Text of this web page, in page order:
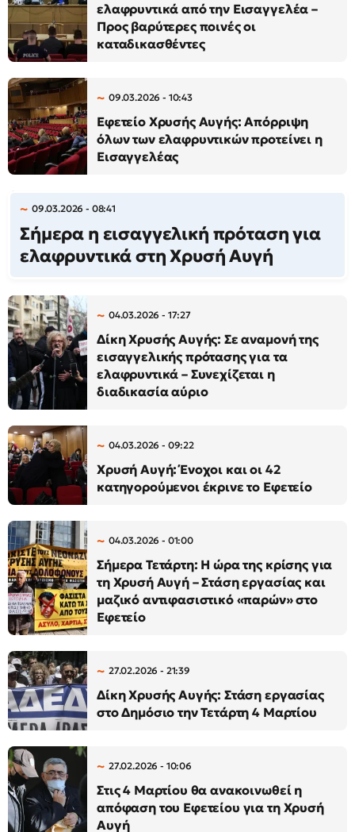
ελαφρυντικά από την Εισαγγελέα –
Προς βαρύτερες ποινές οι
καταδικασθέντες
09.03.2026 - 10:43
Εφετείο Χρυσής Αυγής: Απόρριψη
όλων των ελαφρυντικών προτείνει η
Εισαγγελέας
09.03.2026 - 08:41
Σήμερα η εισαγγελική πρόταση για
ελαφρυντικά στη Χρυσή Αυγή
04.03.2026 - 17:27
Δίκη Χρυσής Αυγής: Σε αναμονή της
εισαγγελικής πρότασης για τα
ελαφρυντικά – Συνεχίζεται η
διαδικασία αύριο
04.03.2026 - 09:22
Χρυσή Αυγή: Ένοχοι και οι 42
κατηγορούμενοι έκρινε το Εφετείο
04.03.2026 - 01:00
Σήμερα Τετάρτη: Η ώρα της κρίσης για
τη Χρυσή Αυγή – Στάση εργασίας και
μαζικό αντιφασιστικό «παρών» στο
Εφετείο
27.02.2026 - 21:39
Δίκη Χρυσής Αυγής: Στάση εργασίας
στο Δημόσιο την Τετάρτη 4 Μαρτίου
27.02.2026 - 10:06
Στις 4 Μαρτίου θα ανακοινωθεί η
απόφαση του Εφετείου για τη Χρυσή
Αυγή